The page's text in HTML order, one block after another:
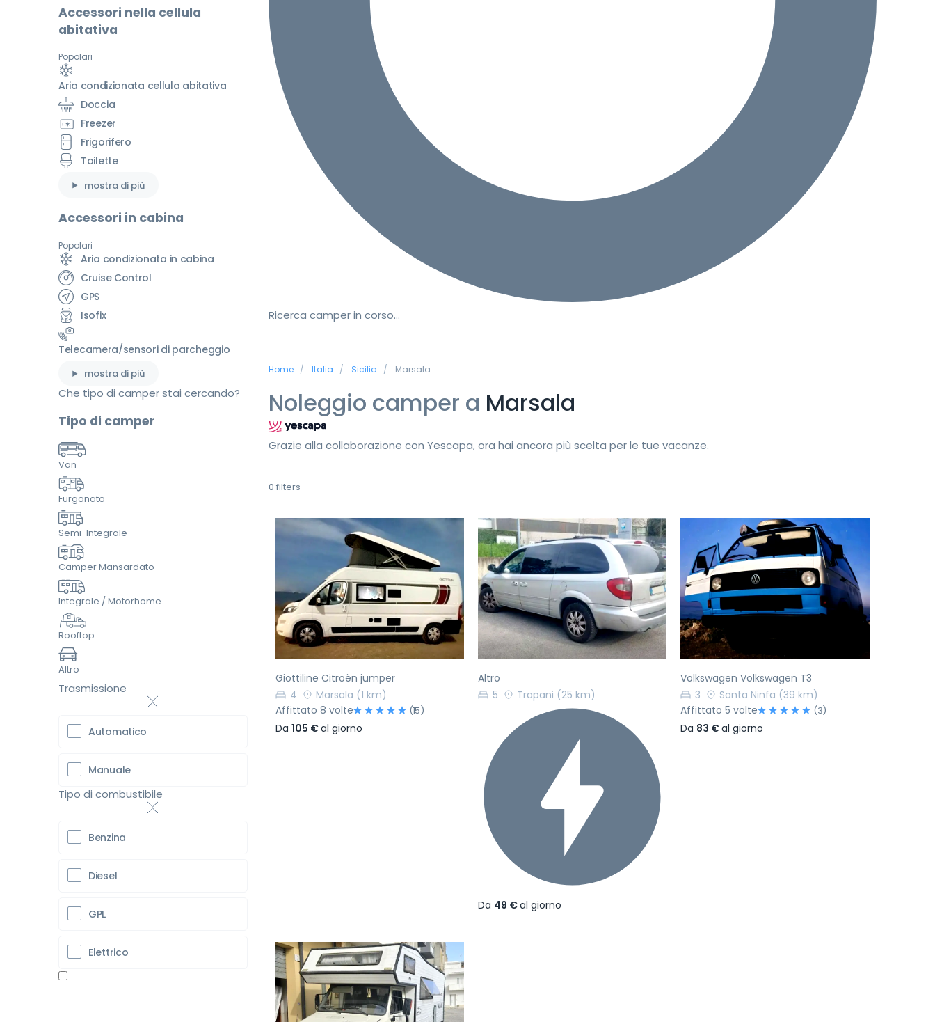
Ricerca camper in corso…
Home Italia Sicilia Marsala
Noleggio camper a Marsala
Grazie alla collaborazione con Yescapa, ora hai ancora più scelta per le tue vacanze.
0 filters
Precedente Successivo
Giottiline Citroën jumper
4
Marsala (1 km)
Affittato 8 volte
(15)
Da 105 €al giorno
Precedente Successivo
Altro
5
Trapani (25 km)
Da 49 €al giorno
Precedente Successivo
Volkswagen Volkswagen T3
3
Santa Ninfa (39 km)
Affittato 5 volte
(3)
Da 83 €al giorno
Accessori nella cellula
abitativa
Popolari
Aria condizionata cellula abitativa
Doccia
Freezer
Frigorifero
Toilette
mostra di più
Accessori in cabina
Popolari
Aria condizionata in cabina
Cruise Control
GPS
Isofix
Telecamera/sensori di parcheggio
mostra di più
Che tipo di camper stai cercando?
Tipo di camper
Van
Furgonato
Semi-Integrale
Camper Mansardato
Integrale / Motorhome
Rooftop
Altro
Trasmissione
Automatico
Manuale
Tipo di combustibile
Benzina
Diesel
GPL
Elettrico